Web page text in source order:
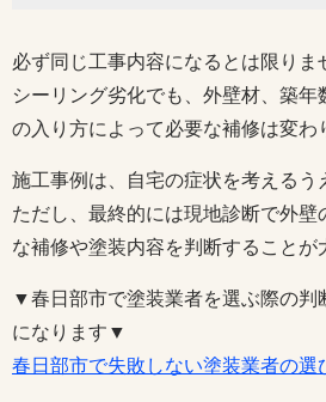
必ず同じ工事内容になるとは限りま
シーリング劣化でも、外壁材、築年
の入り方によって必要な補修は変わ
施工事例は、自宅の症状を考えるう
ただし、最終的には現地診断で外壁
な補修や塗装内容を判断することが
▼春日部市で塗装業者を選ぶ際の判
になります▼
春日部市で失敗しない塗装業者の選